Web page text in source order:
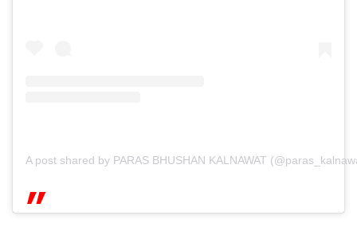
A post shared by PARAS BHUSHAN KALNAWAT